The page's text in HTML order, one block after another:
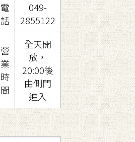
電
話
049-
2855122
營
業
時
間
全天開
放，
20:00後
由側門
進入